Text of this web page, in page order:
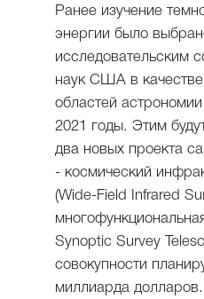
Ранее изучение
энергии было
исследовательским
наук США в
областей
2021 годы. Этим
два новых проекта
- космический
(Wide-Field Infrared
Synoptic Survey
совокупности
миллиарда долларов.